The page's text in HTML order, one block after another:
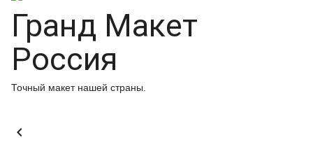
Гранд Макет
Россия
Точный макет нашей страны.
